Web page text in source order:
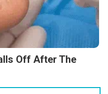
Off After The